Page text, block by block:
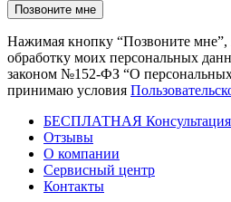
Нажимая кнопку “Позвоните мне”,
обработку моих персональных
законом №152-ФЗ “О
принимаю условия
БЕСПЛАТНАЯ Консультация
Отзывы
О компании
Сервисный центр
Контакты